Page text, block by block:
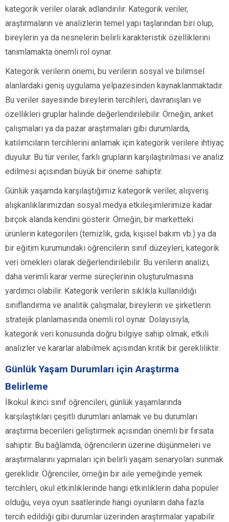
kategorik veriler olarak adlandırılır. Kategorik veriler,
araştırmaların ve analizlerin temel yapı taşlarından biri olup,
bireylerin ya da nesnelerin belirli karakteristik özelliklerini
tanımlamakta önemli rol oynar.
Kategorik verilerin önemi, bu verilerin sosyal ve bilimsel
alanlardaki geniş uygulama yelpazesinden kaynaklanmaktadır.
Bu veriler sayesinde bireylerin tercihleri, davranışları ve
özellikleri gruplar halinde değerlendirilebilir. Örneğin, anket
çalışmaları ya da pazar araştırmaları gibi durumlarda,
katılımcıların tercihlerini anlamak için kategorik verilere ihtiyaç
duyulur. Bu tür veriler, farklı grupların karşılaştırılması ve analiz
edilmesi açısından büyük bir öneme sahiptir.
Günlük yaşamda karşılaştığımız kategorik veriler, alışveriş
alışkanlıklarımızdan sosyal medya etkileşimlerimize kadar
birçok alanda kendini gösterir. Örneğin, bir marketteki
ürünlerin kategorileri (temizlik, gıda, kişisel bakım vb.) ya da
bir eğitim kurumundaki öğrencilerin sınıf düzeyleri, kategorik
veri örnekleri olarak değerlendirilebilir. Bu verilerin analizi,
daha verimli karar verme süreçlerinin oluşturulmasına
yardımcı olabilir. Kategorik verilerin sıklıkla kullanıldığı
sınıflandırma ve analitik çalışmalar, bireylerin ve şirketlerin
stratejik planlamasında önemli rol oynar. Dolayısıyla,
kategorik veri konusunda doğru bilgiye sahip olmak, etkili
analizler ve kararlar alabilmek açısından kritik bir gerekliliktir.
Günlük Yaşam Durumları için Araştırma
Belirleme
İlkokul ikinci sınıf öğrencileri, günlük yaşamlarında
karşılaştıkları çeşitli durumları anlamak ve bu durumları
araştırma becerileri geliştirmek açısından önemli bir fırsata
sahiptir. Bu bağlamda, öğrencilerin üzerine düşünmeleri ve
araştırmalarını yapmaları için belirli yaşam senaryoları sunmak
gereklidir. Öğrenciler, örneğin bir aile yemeğinde yemek
tercihleri, okul etkinliklerinde hangi etkinliklerin daha popüler
olduğu, veya oyun saatlerinde hangi oyunların daha fazla
tercih edildiği gibi durumlar üzerinden araştırmalar yapabilir.